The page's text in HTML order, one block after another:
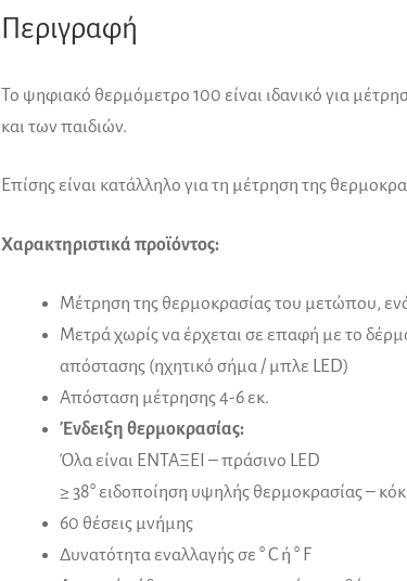
Περιγραφή
Το ψηφιακό θερμόμετρο 100 είναι ιδανικό για
και των παιδιών.
Επίσης είναι κατάλληλο για τη μέτρηση της
Χαρακτηριστικά προϊόντος:
Μέτρηση της θερμοκρασίας του μετώπου,
Μετρά χωρίς να έρχεται σε επαφή με το
απόστασης (ηχητικό σήμα / μπλε LED)
Απόσταση μέτρησης 4-6 εκ.
Ένδειξη θερμοκρασίας:
Όλα είναι ΕΝΤΑΞΕΙ – πράσινο LED
≥ 38° ειδοποίηση υψηλής θερμοκρασίας –
60 θέσεις μνήμης
Δυνατότητα εναλλαγής σε ° C ή ° F